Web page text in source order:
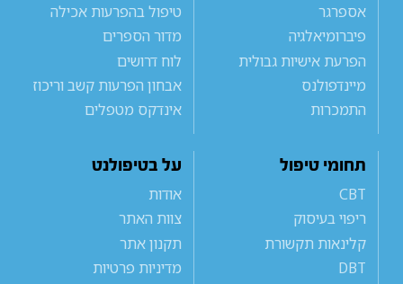
אספרגר
פיברומיאלגיה
הפרעת אישיות גבולית
מיינדפולנס
התמכרות
טיפול בהפרעות אכילה
מדור הספרים
לוח דרושים
אבחון הפרעות קשב וריכוז
אינדקס מטפלים
תחומי טיפול
CBT
ריפוי בעיסוק
קלינאות תקשורת
DBT
על בטיפולנט
אודות
צוות האתר
תקנון אתר
מדיניות פרטיות